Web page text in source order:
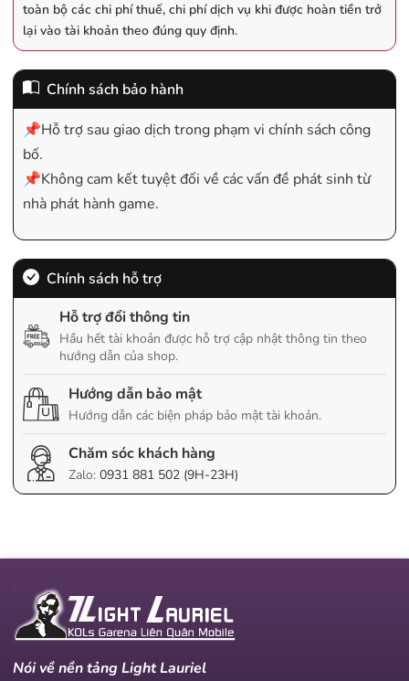
toàn bộ các chi phí thuế, chi phí dịch vụ khi được hoàn tiền trở
lại vào tài khoản theo đúng quy định.
Chính sách bảo hành
📌Hỗ trợ sau giao dịch trong phạm vi chính sách công
bố.
📌Không cam kết tuyệt đối về các vấn đề phát sinh từ
nhà phát hành game.
Chính sách hỗ trợ
Hỗ trợ đổi thông tin
Hầu hết tài khoản được hỗ trợ cập nhật thông tin theo
hướng dẫn của shop.
Hướng dẫn bảo mật
Hướng dẫn các biện pháp bảo mật tài khoản.
Chăm sóc khách hàng
Zalo: 0931 881 502 (9H-23H)
Nói về nền tảng Light Lauriel